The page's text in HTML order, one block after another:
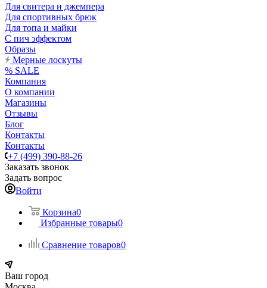
Для свитера и джемпера
Для спортивных брюк
Для топа и майки
С пич эффектом
Образы
Мерные лоскуты
% SALE
Компания
О компании
Магазины
Отзывы
Блог
Контакты
Контакты
+7 (499) 390-88-26
Заказать звонок
Задать вопрос
Войти
Корзина0
Избранные товары0
Сравнение товаров0
Ваш город